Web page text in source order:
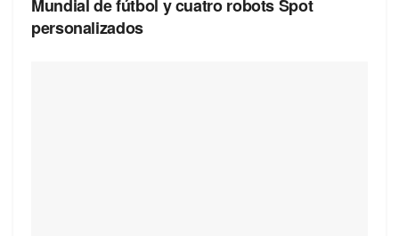
Mundial de fútbol y cuatro robots Spot
personalizados